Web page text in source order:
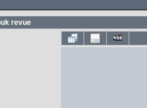
revue